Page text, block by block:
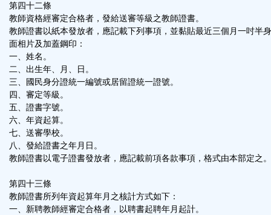
第四十二條
教師資格經審定合格者，發給送審等級之教師證書。
教師證書以紙本發放者，應記載下列事項，並黏貼最近三個月一吋半
面相片及加蓋鋼印：
一、姓名。
二、出生年、月、日。
三、國民身分證統一編號或居留證統一證號。
四、審定等級。
五、證書字號。
六、年資起算。
七、送審學校。
八、發給證書之年月日。
教師證書以電子證書發放者，應記載前項各款事項，格式由本部定之。
第四十三條
教師證書所列年資起算年月之核計方式如下：
一、新聘教師經審定合格者，以聘書起聘年月起計。